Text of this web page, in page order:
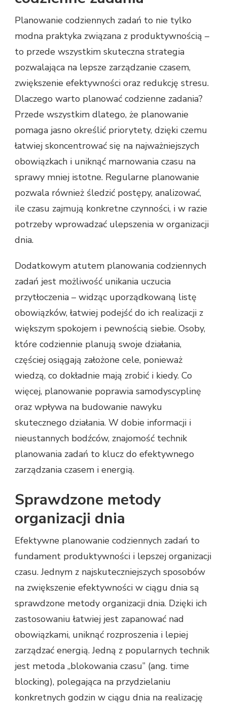
Planowanie codziennych zadań to nie tylko
modna praktyka związana z produktywnością –
to przede wszystkim skuteczna strategia
pozwalająca na lepsze zarządzanie czasem,
zwiększenie efektywności oraz redukcję stresu.
Dlaczego warto planować codzienne zadania?
Przede wszystkim dlatego, że planowanie
pomaga jasno określić priorytety, dzięki czemu
łatwiej skoncentrować się na najważniejszych
obowiązkach i uniknąć marnowania czasu na
sprawy mniej istotne. Regularne planowanie
pozwala również śledzić postępy, analizować,
ile czasu zajmują konkretne czynności, i w razie
potrzeby wprowadzać ulepszenia w organizacji
dnia.
Dodatkowym atutem planowania codziennych
zadań jest możliwość unikania uczucia
przytłoczenia – widząc uporządkowaną listę
obowiązków, łatwiej podejść do ich realizacji z
większym spokojem i pewnością siebie. Osoby,
które codziennie planują swoje działania,
częściej osiągają założone cele, ponieważ
wiedzą, co dokładnie mają zrobić i kiedy. Co
więcej, planowanie poprawia samodyscyplinę
oraz wpływa na budowanie nawyku
skutecznego działania. W dobie informacji i
nieustannych bodźców, znajomość technik
planowania zadań to klucz do efektywnego
zarządzania czasem i energią.
Sprawdzone metody
organizacji dnia
Efektywne planowanie codziennych zadań to
fundament produktywności i lepszej organizacji
czasu. Jednym z najskuteczniejszych sposobów
na zwiększenie efektywności w ciągu dnia są
sprawdzone metody organizacji dnia. Dzięki ich
zastosowaniu łatwiej jest zapanować nad
obowiązkami, uniknąć rozproszenia i lepiej
zarządzać energią. Jedną z popularnych technik
jest metoda „blokowania czasu” (ang. time
blocking), polegająca na przydzielaniu
konkretnych godzin w ciągu dnia na realizację